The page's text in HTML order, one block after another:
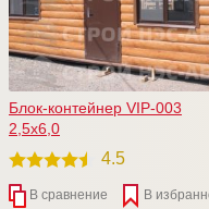
Блок-контейнер VIP-003
2,5х6,0
4.5
В сравнение В